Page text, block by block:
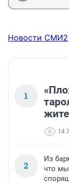
Новости СМИ2
1
14
2
Из
что